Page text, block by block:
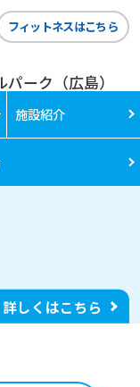
ーク（広島）
フィットネスはこちら
施設紹介
詳しくはこちら